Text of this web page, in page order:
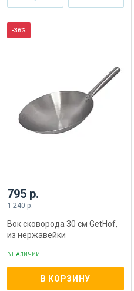
795 р.
1 240 р.
Вок сковорода 30 см GetHof,
из нержавейки
В НАЛИЧИИ
В КОРЗИНУ
-36%